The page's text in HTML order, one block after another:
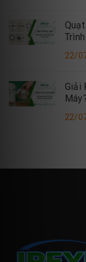
22/
Giải
22/